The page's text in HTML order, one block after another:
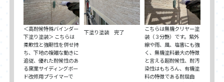
＜高耐候特殊バインダー
下塗り塗装＞ こちらは
柔軟性と強靭性を併せ持
ち、下地の複雑な動きに
追従、優れた耐候性のあ
る窯業サイディングボー
ド改修用プライマーで
下塗り塗装 完了
こちらは無機クリヤー塗
装（３分艶）です。紫外
線や雨、風、塩害にも強
く、無機塗料最大の特徴
と言える超耐候性、耐汚
染性はもちろん、有機塗
料の特徴である耐屈曲